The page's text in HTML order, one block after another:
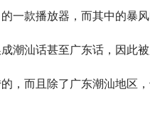
一款播放器，而其中的暴
潮汕话甚至广东话，因此
，而且除了广东潮汕地区